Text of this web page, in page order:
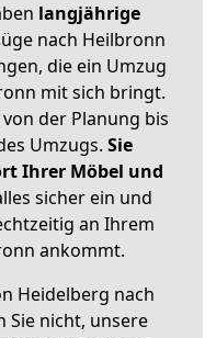
langjährige
nach Heilbronn
die ein Umzug
mit sich bringt.
der Planung bis
Umzugs. Sie
Ihrer Möbel und
sicher ein und
an Ihrem
ankommt.
Heidelberg nach
Sie nicht, unsere